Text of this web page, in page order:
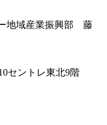
地域産業振興部 藤
セントレ東北9階